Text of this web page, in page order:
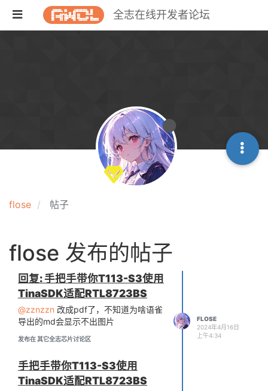
全志在线开发者论坛
flose 帖子
flose 发布的帖子
回复: 手把手带你T113-S3使用
TinaSDK适配RTL8723BS
@zznzzn 改成pdf了，不知道为啥语雀
导出的md会显示不出图片
发布在 其它全志芯片讨论区
FLOSE
2024年4月16日
上午4:34
手把手带你T113-S3使用
TinaSDK适配RTL8723BS